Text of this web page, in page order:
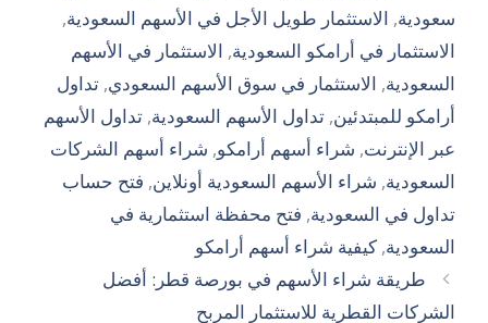
سعودية, الاستثمار طويل الأجل في الأسهم السعودية,
الاستثمار في أرامكو السعودية, الاستثمار في الأسهم
السعودية, الاستثمار في سوق الأسهم السعودي, تداول
أرامكو للمبتدئين, تداول الأسهم السعودية, تداول الأسهم
عبر الإنترنت, شراء أسهم أرامكو, شراء أسهم الشركات
السعودية, شراء الأسهم السعودية أونلاين, فتح حساب
تداول في السعودية, فتح محفظة استثمارية في
السعودية, كيفية شراء أسهم أرامكو
طريقة شراء الأسهم في بورصة قطر: أفضل
الشركات القطرية للاستثمار المربح